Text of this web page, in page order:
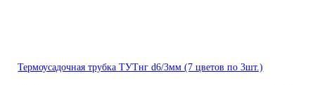
Термоусадочная трубка ТУТнг d6/3мм (7 цветов по 3шт.)